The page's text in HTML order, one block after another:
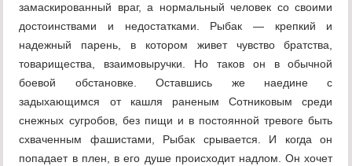
замаскированный враг, а нормальный человек со своими
достоинствами и недостатками. Рыбак — крепкий и
надежный парень, в котором живет чувство братства,
товарищества, взаимовыручки. Но таков он в обычной
боевой обстановке. Оставшись же наедине с
задыхающимся от кашля раненым Сотниковым среди
снежных сугробов, без пищи и в постоянной тревоге быть
схваченным фашистами, Рыбак срывается. И когда он
попадает в плен, в его душе происходит надлом. Он хочет